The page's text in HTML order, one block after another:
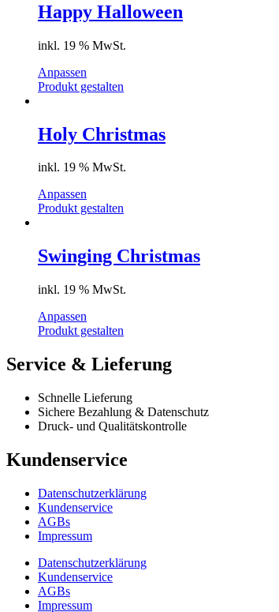
Happy Halloween
inkl. 19 % MwSt.
Anpassen
Produkt gestalten
Holy Christmas
inkl. 19 % MwSt.
Anpassen
Produkt gestalten
Swinging Christmas
inkl. 19 % MwSt.
Anpassen
Produkt gestalten
Service & Lieferung
Schnelle Lieferung
Sichere Bezahlung & Datenschutz
Druck- und Qualitätskontrolle
Kundenservice
Datenschutzerklärung
Kundenservice
AGBs
Impressum
Datenschutzerklärung
Kundenservice
AGBs
Impressum